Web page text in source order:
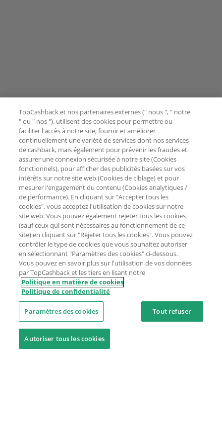
TopCashback et nos partenaires externes (" nous ", " notre
" ou " nos "), utilisent des cookies pour permettre ou
faciliter l'accès à notre site, fournir et améliorer
continuellement une variété de services dont nos services
de cashback, mais également pour prévenir les fraudes et
assurer une connexion sécurisée à notre site (Cookies
fonctionnels), pour afficher des publicités basées sur vos
intérêts sur notre site web (Cookies de ciblage) et pour
mesurer l'engagement du contenu (Cookies analytiques /
de performance). En cliquant sur "Accepter tous les
cookies", vous acceptez l'utilisation de cookies sur notre
site web. Vous pouvez également rejeter tous les cookies
(sauf ceux qui sont nécessaires au fonctionnement de ce
site) en cliquant sur "Rejeter tous les cookies". Vous pouvez
contrôler le type de cookies que vous souhaitez autoriser
en sélectionnant "Paramètres des cookies" ci-dessous.
Vous pouvez en savoir plus sur l'utilisation de vos données
par TopCashback et les tiers en lisant notre
Politique en matière de cookies
Politique de confidentialité
Paramètres des cookies Tout refuser
Autoriser tous les cookies